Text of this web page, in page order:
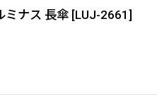
ミナス 長傘 [LUJ-2661 ]